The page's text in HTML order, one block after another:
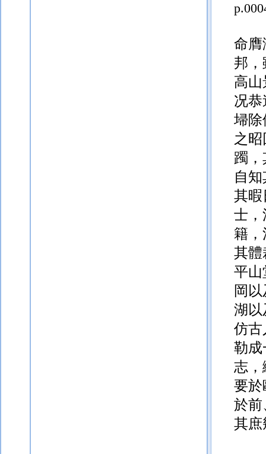
命膺
邦，
高山
况恭
埽除
之
躅
自知
其暇
士，
籍，
其體
平山
岡
湖以
仿古
勒成
志，
要於
於前
其庶